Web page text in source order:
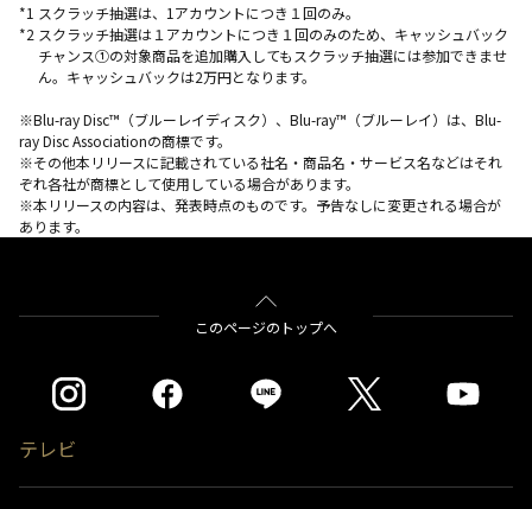
*1 スクラッチ抽選は、1アカウントにつき１回のみ。
*2 スクラッチ抽選は１アカウントにつき１回のみのため、キャッシュバック
チャンス①の対象商品を追加購入してもスクラッチ抽選には参加できませ
ん。キャッシュバックは2万円となります。
※Blu-ray Disc™（ブルーレイディスク）、Blu-ray™（ブルーレイ）は、Blu-
ray Disc Associationの商標です。
※その他本リリースに記載されている社名・商品名・サービス名などはそれ
ぞれ各社が商標として使用している場合があります。
※本リリースの内容は、発表時点のものです。予告なしに変更される場合が
あります。
このページのトップへ
テレビ